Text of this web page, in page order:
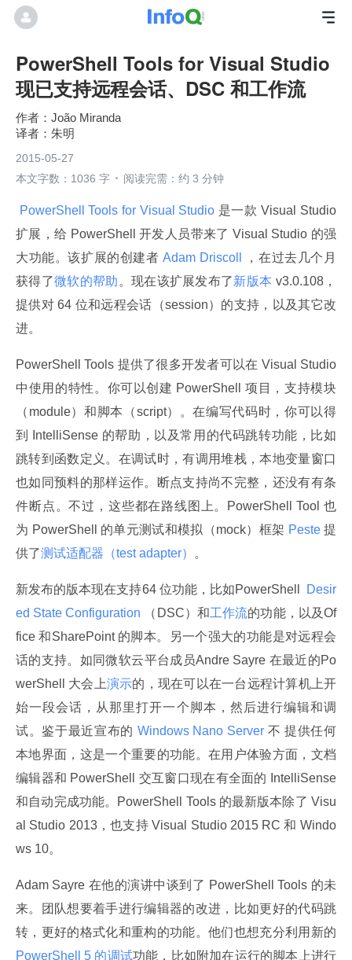
PowerShell Tools for Visual Studio
现已支持远程会话、DSC 和工作流
João Miranda
朱明
2015-05-27
本文字数：1036 字
阅读完需：约 3 分钟
PowerShell Tools for Visual Studio 是一款 Visual Studio
扩展，给 PowerShell 开发人员带来了 Visual Studio 的强
大功能。该扩展的创建者 Adam Driscoll
，在过去几个月
获得了微软的帮助 。现在该扩展发布了新版本 v3.0.108，
提供对 64 位和远程会话（session）的支持，以及其它改
进。
PowerShell Tools 提供了很多开发者可以在 Visual Studio
中使用的特性。你可以创建 PowerShell 项目，支持模块
（module）和脚本（script）。在编写代码时，你可以得
到 IntelliSense 的帮助，以及常用的代码跳转功能，比如
跳转到函数定义。在调试时，有调用堆栈，本地变量窗口
也如同预料的那样运作。断点支持尚不完整，还没有有条
件断点。不过，这些都在路线图上。PowerShell Tool 也
为 PowerShell 的单元测试和模拟（mock）框架 Peste 提
供了测试适配器（test adapter） 。
新发布的版本现在支持64 位功能，比如PowerShell
Desir
ed State Configuration
（DSC）和工作流的功能，以及Of
fice 和SharePoint 的脚本。另一个强大的功能是对远程会
话的支持。如同微软云平台成员Andre Sayre 在最近的Po
werShell 大会上演示的，现在可以在一台远程计算机上开
始一段会话，从那里打开一个脚本，然后进行编辑和调
试。鉴于最近宣布的 Windows Nano Server 不 提供任何
本地界面，这是一个重要的功能。在用户体验方面，文档
编辑器和 PowerShell 交互窗口现在有全面的 IntelliSense
和自动完成功能。PowerShell Tools 的最新版本除了 Visu
al Studio 2013，也支持 Visual Studio 2015 RC 和 Windo
ws 10。
Adam Sayre 在他的演讲中谈到了 PowerShell Tools 的未
来。团队想要着手进行编辑器的改进，比如更好的代码跳
转，更好的格式化和重构的功能。他们也想充分利用新的
PowerShell 5 的调试功能，比如附加在运行的脚本上进行